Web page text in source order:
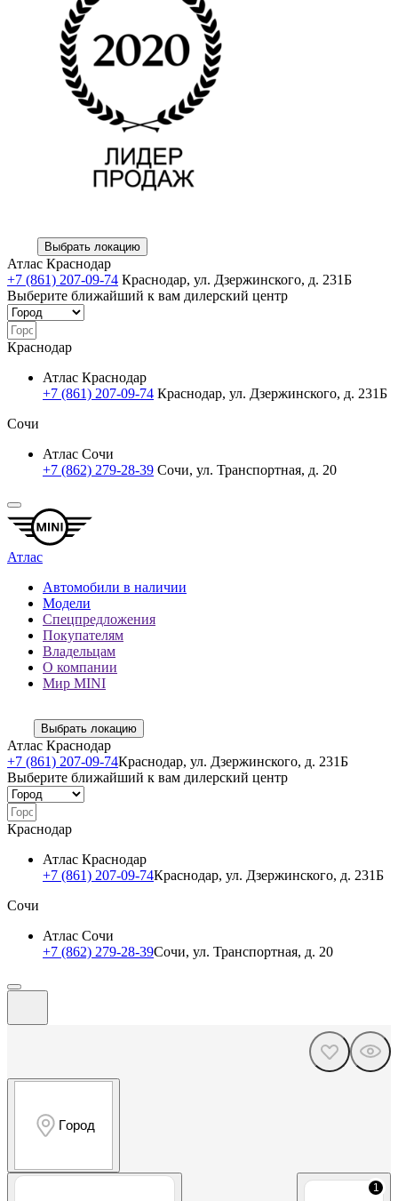
Выбрать локацию
Атлас Краснодар
+7 (861) 207-09-74 Краснодар, ул. Дзержинского, д. 231Б
Выберите ближайший к вам дилерский центр
Краснодар
Атлас Краснодар
+7 (861) 207-09-74 Краснодар, ул. Дзержинского, д. 231Б
Сочи
Атлас Сочи
+7 (862) 279-28-39 Сочи, ул. Транспортная, д. 20
Атлас
Автомобили в наличии
Модели
Спецпредложения
Покупателям
Владельцам
О компании
Мир MINI
Выбрать локацию
Атлас Краснодар
+7 (861) 207-09-74Краснодар, ул. Дзержинского, д. 231Б
Выберите ближайший к вам дилерский центр
Краснодар
Атлас Краснодар
+7 (861) 207-09-74Краснодар, ул. Дзержинского, д. 231Б
Сочи
Атлас Сочи
+7 (862) 279-28-39Сочи, ул. Транспортная, д. 20
Город
1